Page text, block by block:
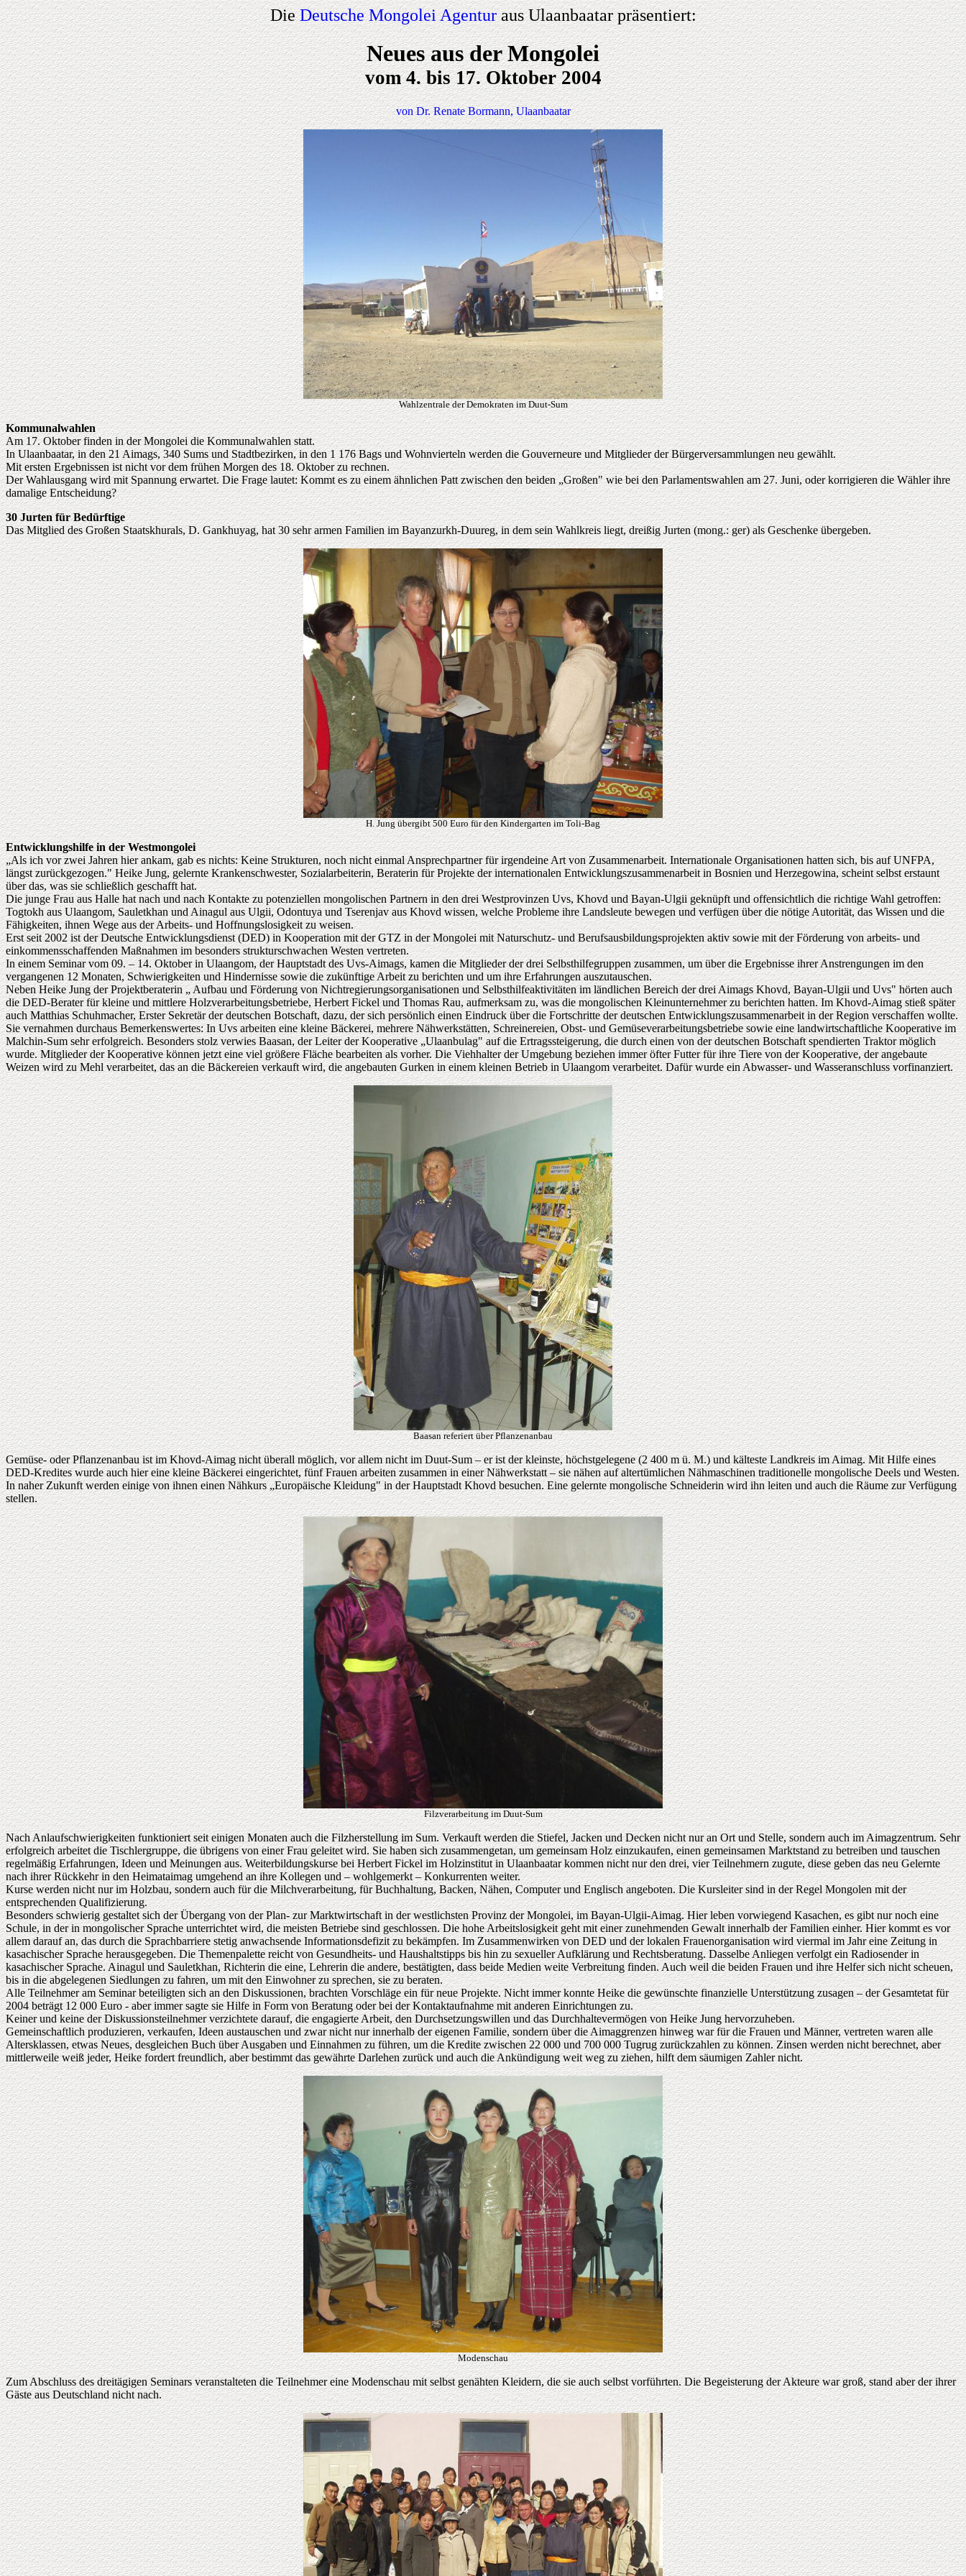
DieDeutsche Mongolei Agenturaus Ulaanbaatar präsentiert:
Neues aus der Mongolei
vom 4. bis 17. Oktober 2004
von Dr. Renate Bormann, Ulaanbaatar
Wahlzentrale der Demokraten im Duut-Sum
Kommunalwahlen
Am 17. Oktober finden in der Mongolei die Kommunalwahlen statt.
In Ulaanbaatar, in den 21 Aimags, 340 Sums und Stadtbezirken, in den 1 176 Bags und Wohnvierteln werden die Gouverneure und Mitglieder der Bürgerversammlungen neu gewählt.
Mit ersten Ergebnissen ist nicht vor dem frühen Morgen des 18. Oktober zu rechnen.
Der Wahlausgang wird mit Spannung erwartet. Die Frage lautet: Kommt es zu einem ähnlichen Patt zwischen den beiden „Großen" wie bei den Parlamentswahlen am 27. Juni, oder korrigieren die Wähler ihre
damalige Entscheidung?
30 Jurten für Bedürftige
Das Mitglied des Großen Staatskhurals, D. Gankhuyag, hat 30 sehr armen Familien im Bayanzurkh-Duureg, in dem sein Wahlkreis liegt, dreißig Jurten (mong.: ger) als Geschenke übergeben.
H. Jung übergibt 500 Euro für den Kindergarten im Toli-Bag
Entwicklungshilfe in der Westmongolei
„Als ich vor zwei Jahren hier ankam, gab es nichts: Keine Strukturen, noch nicht einmal Ansprechpartner für irgendeine Art von Zusammenarbeit. Internationale Organisationen hatten sich, bis auf UNFPA,
längst zurückgezogen." Heike Jung, gelernte Krankenschwester, Sozialarbeiterin, Beraterin für Projekte der internationalen Entwicklungszusammenarbeit in Bosnien und Herzegowina, scheint selbst erstaunt
über das, was sie schließlich geschafft hat.
Die junge Frau aus Halle hat nach und nach Kontakte zu potenziellen mongolischen Partnern in den drei Westprovinzen Uvs, Khovd und Bayan-Ulgii geknüpft und offensichtlich die richtige Wahl getroffen:
Togtokh aus Ulaangom, Sauletkhan und Ainagul aus Ulgii, Odontuya und Tserenjav aus Khovd wissen, welche Probleme ihre Landsleute bewegen und verfügen über die nötige Autorität, das Wissen und die
Fähigkeiten, ihnen Wege aus der Arbeits- und Hoffnungslosigkeit zu weisen.
Erst seit 2002 ist der Deutsche Entwicklungsdienst (DED) in Kooperation mit der GTZ in der Mongolei mit Naturschutz- und Berufsausbildungsprojekten aktiv sowie mit der Förderung von arbeits- und
einkommensschaffenden Maßnahmen im besonders strukturschwachen Westen vertreten.
In einem Seminar vom 09. – 14. Oktober in Ulaangom, der Hauptstadt des Uvs-Aimags, kamen die Mitglieder der drei Selbsthilfegruppen zusammen, um über die Ergebnisse ihrer Anstrengungen im den
vergangenen 12 Monaten, Schwierigkeiten und Hindernisse sowie die zukünftige Arbeit zu berichten und um ihre Erfahrungen auszutauschen.
Neben Heike Jung der Projektberaterin „ Aufbau und Förderung von Nichtregierungsorganisationen und Selbsthilfeaktivitäten im ländlichen Bereich der drei Aimags Khovd, Bayan-Ulgii und Uvs" hörten auch
die DED-Berater für kleine und mittlere Holzverarbeitungsbetriebe, Herbert Fickel und Thomas Rau, aufmerksam zu, was die mongolischen Kleinunternehmer zu berichten hatten. Im Khovd-Aimag stieß später
auch Matthias Schuhmacher, Erster Sekretär der deutschen Botschaft, dazu, der sich persönlich einen Eindruck über die Fortschritte der deutschen Entwicklungszusammenarbeit in der Region verschaffen wollte.
Sie vernahmen durchaus Bemerkenswertes: In Uvs arbeiten eine kleine Bäckerei, mehrere Nähwerkstätten, Schreinereien, Obst- und Gemüseverarbeitungsbetriebe sowie eine landwirtschaftliche Kooperative im
Malchin-Sum sehr erfolgreich. Besonders stolz verwies Baasan, der Leiter der Kooperative „Ulaanbulag" auf die Ertragssteigerung, die durch einen von der deutschen Botschaft spendierten Traktor möglich
wurde. Mitglieder der Kooperative können jetzt eine viel größere Fläche bearbeiten als vorher. Die Viehhalter der Umgebung beziehen immer öfter Futter für ihre Tiere von der Kooperative, der angebaute
Weizen wird zu Mehl verarbeitet, das an die Bäckereien verkauft wird, die angebauten Gurken in einem kleinen Betrieb in Ulaangom verarbeitet. Dafür wurde ein Abwasser- und Wasseranschluss vorfinanziert.
Baasan referiert über Pflanzenanbau
Gemüse- oder Pflanzenanbau ist im Khovd-Aimag nicht überall möglich, vor allem nicht im Duut-Sum – er ist der kleinste, höchstgelegene (2 400 m ü. M.) und kälteste Landkreis im Aimag. Mit Hilfe eines
DED-Kredites wurde auch hier eine kleine Bäckerei eingerichtet, fünf Frauen arbeiten zusammen in einer Nähwerkstatt – sie nähen auf altertümlichen Nähmaschinen traditionelle mongolische Deels und Westen.
In naher Zukunft werden einige von ihnen einen Nähkurs „Europäische Kleidung" in der Hauptstadt Khovd besuchen. Eine gelernte mongolische Schneiderin wird ihn leiten und auch die Räume zur Verfügung
stellen.
Filzverarbeitung im Duut-Sum
Nach Anlaufschwierigkeiten funktioniert seit einigen Monaten auch die Filzherstellung im Sum. Verkauft werden die Stiefel, Jacken und Decken nicht nur an Ort und Stelle, sondern auch im Aimagzentrum. Sehr
erfolgreich arbeitet die Tischlergruppe, die übrigens von einer Frau geleitet wird. Sie haben sich zusammengetan, um gemeinsam Holz einzukaufen, einen gemeinsamen Marktstand zu betreiben und tauschen
regelmäßig Erfahrungen, Ideen und Meinungen aus. Weiterbildungskurse bei Herbert Fickel im Holzinstitut in Ulaanbaatar kommen nicht nur den drei, vier Teilnehmern zugute, diese geben das neu Gelernte
nach ihrer Rückkehr in den Heimataimag umgehend an ihre Kollegen und – wohlgemerkt – Konkurrenten weiter.
Kurse werden nicht nur im Holzbau, sondern auch für die Milchverarbeitung, für Buchhaltung, Backen, Nähen, Computer und Englisch angeboten. Die Kursleiter sind in der Regel Mongolen mit der
entsprechenden Qualifizierung.
Besonders schwierig gestaltet sich der Übergang von der Plan- zur Marktwirtschaft in der westlichsten Provinz der Mongolei, im Bayan-Ulgii-Aimag. Hier leben vorwiegend Kasachen, es gibt nur noch eine
Schule, in der in mongolischer Sprache unterrichtet wird, die meisten Betriebe sind geschlossen. Die hohe Arbeitslosigkeit geht mit einer zunehmenden Gewalt innerhalb der Familien einher. Hier kommt es vor
allem darauf an, das durch die Sprachbarriere stetig anwachsende Informationsdefizit zu bekämpfen. Im Zusammenwirken von DED und der lokalen Frauenorganisation wird viermal im Jahr eine Zeitung in
kasachischer Sprache herausgegeben. Die Themenpalette reicht von Gesundheits- und Haushaltstipps bis hin zu sexueller Aufklärung und Rechtsberatung. Dasselbe Anliegen verfolgt ein Radiosender in
kasachischer Sprache. Ainagul und Sauletkhan, Richterin die eine, Lehrerin die andere, bestätigten, dass beide Medien weite Verbreitung finden. Auch weil die beiden Frauen und ihre Helfer sich nicht scheuen,
bis in die abgelegenen Siedlungen zu fahren, um mit den Einwohner zu sprechen, sie zu beraten.
Alle Teilnehmer am Seminar beteiligten sich an den Diskussionen, brachten Vorschläge ein für neue Projekte. Nicht immer konnte Heike die gewünschte finanzielle Unterstützung zusagen – der Gesamtetat für
2004 beträgt 12 000 Euro - aber immer sagte sie Hilfe in Form von Beratung oder bei der Kontaktaufnahme mit anderen Einrichtungen zu.
Keiner und keine der Diskussionsteilnehmer verzichtete darauf, die engagierte Arbeit, den Durchsetzungswillen und das Durchhaltevermögen von Heike Jung hervorzuheben.
Gemeinschaftlich produzieren, verkaufen, Ideen austauschen und zwar nicht nur innerhalb der eigenen Familie, sondern über die Aimaggrenzen hinweg war für die Frauen und Männer, vertreten waren alle
Altersklassen, etwas Neues, desgleichen Buch über Ausgaben und Einnahmen zu führen, um die Kredite zwischen 22 000 und 700 000 Tugrug zurückzahlen zu können. Zinsen werden nicht berechnet, aber
mittlerweile weiß jeder, Heike fordert freundlich, aber bestimmt das gewährte Darlehen zurück und auch die Ankündigung weit weg zu ziehen, hilft dem säumigen Zahler nicht.
Modenschau
Zum Abschluss des dreitägigen Seminars veranstalteten die Teilnehmer eine Modenschau mit selbst genähten Kleidern, die sie auch selbst vorführten. Die Begeisterung der Akteure war groß, stand aber der ihrer
Gäste aus Deutschland nicht nach.